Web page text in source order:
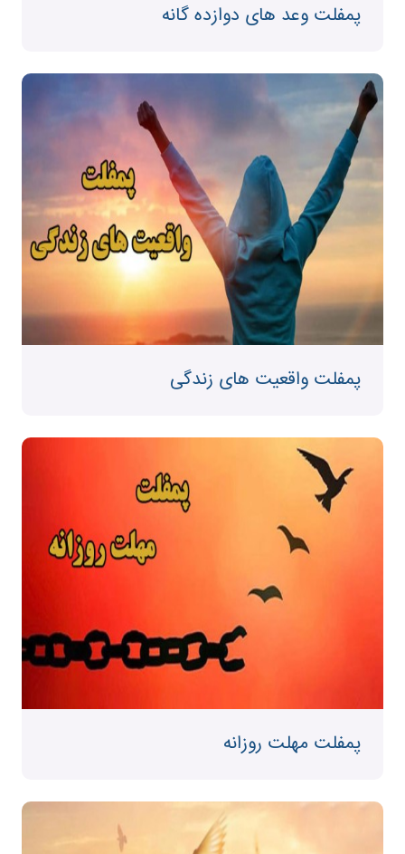
پمفلت وعد های دوازده گانه
پمفلت واقعیت های زندگی
پمفلت مهلت روزانه